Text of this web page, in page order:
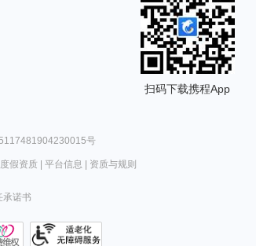
扫码下载携程App
号
假资质| 平台信息 资质与规则
承诺书